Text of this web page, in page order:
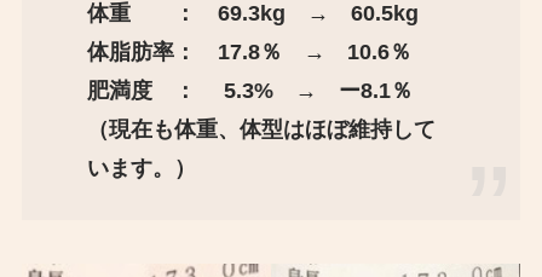
体重 ： 69.3kg → 60.5kg
体脂肪率： 17.8％ → 10.6％
肥満度 ： 5.3% → ー8.1％
（現在も体重、体型はほぼ維持して
います。）